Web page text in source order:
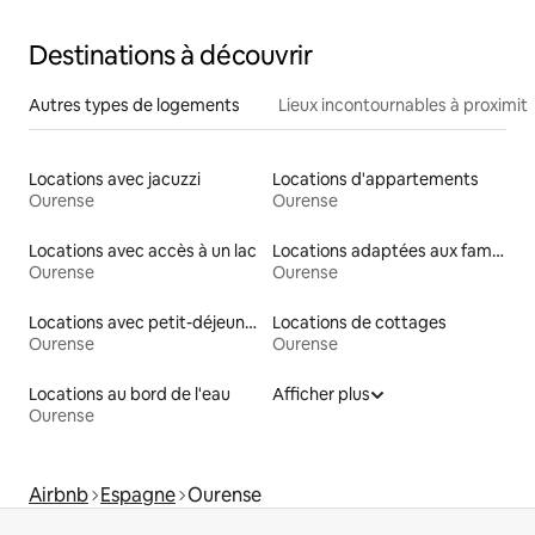
Destinations à découvrir
Autres types de logements Lieux incontournables à
Locations avec jacuzzi
Ourense
Locations d'appartements
Ourense
Locations avec accès à un lac
Ourense
Locations adaptées aux familles
Ourense
Locations avec petit-déjeuner
Ourense
Locations de cottages
Ourense
Locations au bord de l'eau
Ourense
Afficher plus
Airbnb Espagne Ourense